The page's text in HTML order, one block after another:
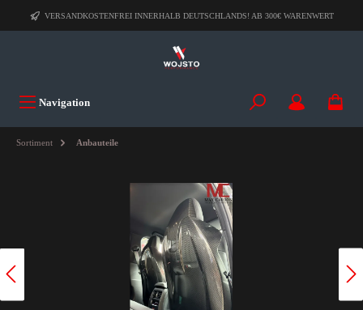
VERSANDKOSTENFREI INNERHALB DEUTSCHLANDS! AB 300€ WARENWERT
Navigation
Sortiment Anbauteile